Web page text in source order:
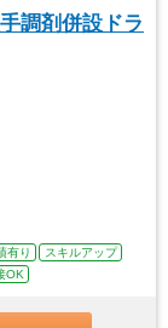
調剤併設ドラ
有り
スキルアップ
OK